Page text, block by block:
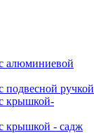
алюминиевой
подвесной ручкой
крышкой-
крышкой - садж